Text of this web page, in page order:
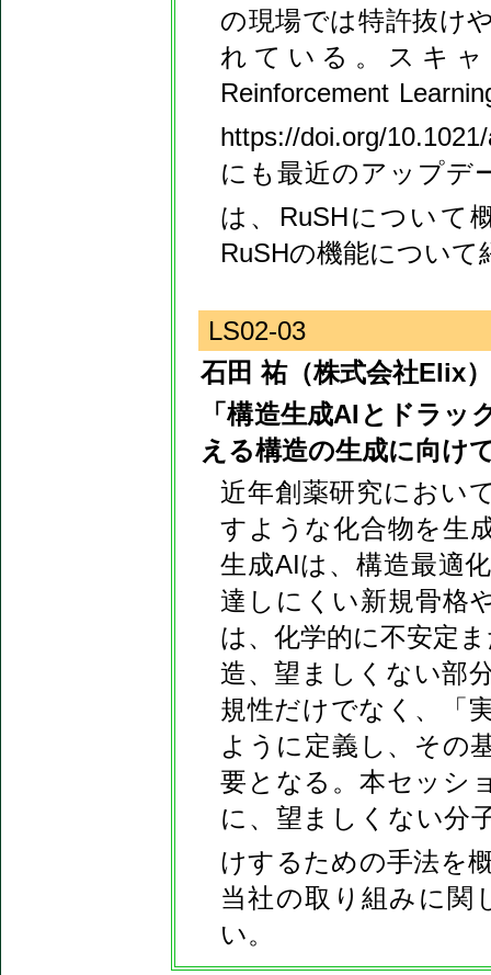
の現場では特許抜け
れている。スキ
Reinforcement
https://doi.org/
にも最近のアップデ
は、RuSHについて
RuSHの機能について
LS02-03
石田 祐（株式会社Elix）
「構造生成AIとドラ
える構造の生成に向け
近年創薬研究におい
すような化合物を生
生成AIは、構造最適
達しにくい新規骨格
は、化学的に不安定
造、望ましくない部
規性だけでなく、「
ように定義し、その
要となる。本セッシ
に、望ましくない分
けするための手法を
当社の取り組みに関
い。